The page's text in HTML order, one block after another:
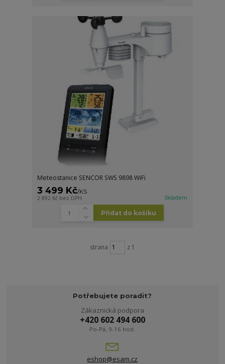
Meteostanice SENCOR SWS 9898 WiFi
3 499 Kč/KS
2 892 Kč bez DPH Skladem
Přidat do košíku
strana z 1
Potřebujete poradit?
Zákaznická podpora
+420 602 494 600
Po-Pá, 9-16 hod.
eshop@esam.cz